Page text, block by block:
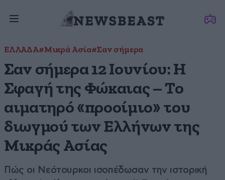
ΕΛΛΑΔΑ#Μικρά Ασία#Σαν σήμερα
Σαν σήμερα 12 Ιουνίου: Η
Σφαγή της Φώκαιας – Το
αιματηρό «προοίμιο» του
διωγμού των Ελλήνων της
Μικράς Ασίας
Πώς οι Νεότουρκοι ισοπέδωσαν την ιστορική